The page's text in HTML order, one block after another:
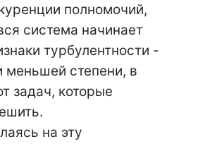
полномочий,
система начинает
турбулентности -
меньшей степени, в
задач, которые
на эту